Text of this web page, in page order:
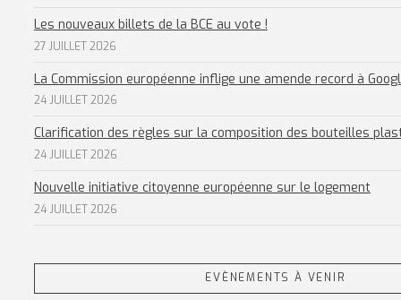
Les nouveaux billets de la BCE au vote !
27 JUILLET 2026
La Commission européenne inflige une amende record à
24 JUILLET 2026
Clarification des règles sur la composition des bouteilles
24 JUILLET 2026
Nouvelle initiative citoyenne européenne sur le logement
24 JUILLET 2026
EVÈNEMENTS À VENIR